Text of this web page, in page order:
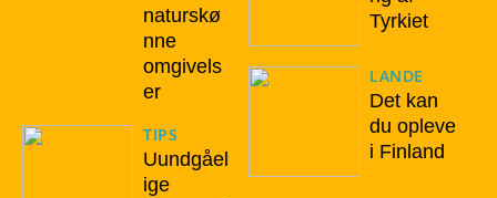
naturskø
nne
omgivels
er
TIPS
Uundgåel
ige
Tyrkiet
LANDE
Det kan
du opleve
i Finland